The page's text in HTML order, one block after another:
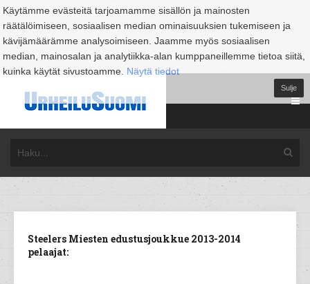
Käytämme evästeitä tarjoamamme sisällön ja mainosten
räätälöimiseen, sosiaalisen median ominaisuuksien tukemiseen ja
kävijämäärämme analysoimiseen. Jaamme myös sosiaalisen
median, mainosalan ja analytiikka-alan kumppaneillemme tietoa siitä,
kuinka käytät sivustoamme. Näytä tiedot
Sulje
Steelers Miesten edustusjoukkue 2013-2014
pelaajat: